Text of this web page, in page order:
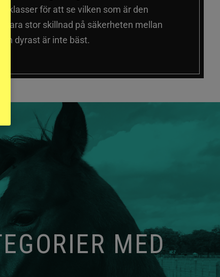
för att se vilken som är den
vara stor skillnad på säkerheten mellan
dyrast är inte bäst.
MED